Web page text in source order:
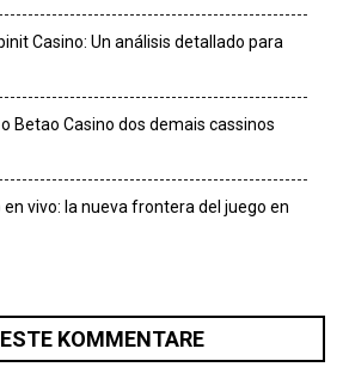
Casino: Un análisis detallado para
Betao Casino dos demais cassinos
en vivo: la nueva frontera del juego en
KOMMENTARE